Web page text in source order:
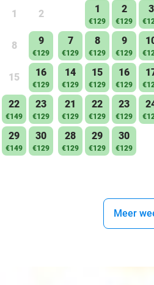
1 2
8 9
€129
15 16
€129
22
€149
23
€129
29
€149
30
€129
1
€129
2
€129
3
7
€129
8
€129
9
€129
14
€129
15
€129
16
€129
21
€129
22
€129
23
€129
28
€129
29
€129
30
€129
Meer